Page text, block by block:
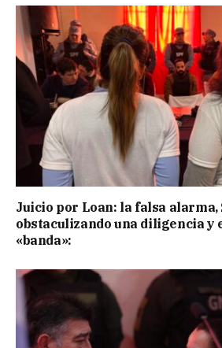
Juicio por Loan: la falsa alarma,
obstaculizando una diligencia y
«banda»: